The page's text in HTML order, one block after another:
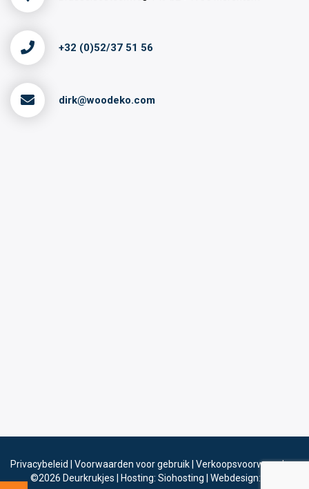
+32 (0)52/37 51 56
dirk@woodeko.com
Privacybeleid Voorwaarden voor gebruik Verkoopsvoorwaarden
©2026 Deurkrukjes Hosting: Siohosting Webdesign: Sinergio